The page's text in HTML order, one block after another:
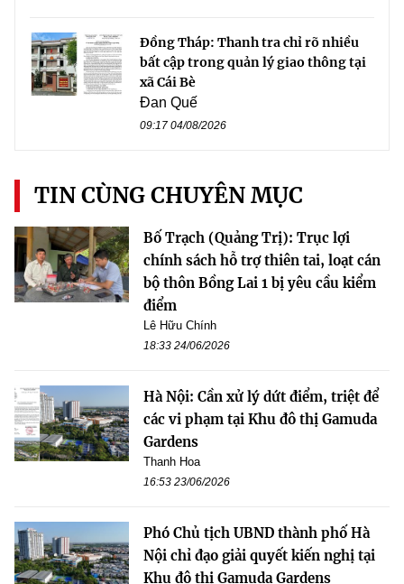
Đồng Tháp: Thanh tra chỉ rõ nhiều
bất cập trong quản lý giao thông tại
xã Cái Bè
Đan Quế
09:17 04/08/2026
TIN CÙNG CHUYÊN MỤC
Bố Trạch (Quảng Trị): Trục lợi
chính sách hỗ trợ thiên tai, loạt cán
bộ thôn Bồng Lai 1 bị yêu cầu kiểm
điểm
Lê Hữu Chính
18:33 24/06/2026
Hà Nội: Cần xử lý dứt điểm, triệt để
các vi phạm tại Khu đô thị Gamuda
Gardens
Thanh Hoa
16:53 23/06/2026
Phó Chủ tịch UBND thành phố Hà
Nội chỉ đạo giải quyết kiến nghị tại
Khu đô thị Gamuda Gardens